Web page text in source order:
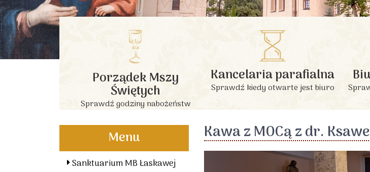
Porządek Mszy
Świętych
Sprawdź godziny nabożeństw
Kancelaria parafialna
Sprawdź kiedy otwarte jest biuro
Menu
Sanktuarium MB Łaskawej
Kawa z MOCą z dr.